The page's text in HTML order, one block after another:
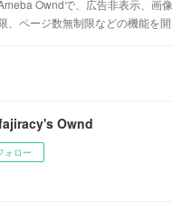
Owndで、広告非表示、画
、ページ数無制限などの機能を開
Ownd
ォロー